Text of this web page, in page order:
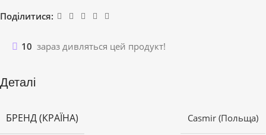
Поділитися:
10 зараз дивляться цей продукт!
Деталі
БРЕНД (КРАЇНА) Casmir (Польща)